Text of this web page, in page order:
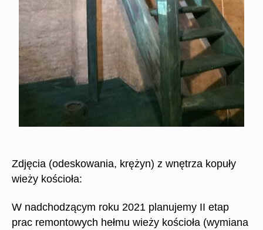
Zdjęcia (odeskowania, krężyn) z wnętrza kopuły
wieży kościoła:
W nadchodzącym roku 2021 planujemy II etap
prac remontowych hełmu wieży kościoła (wymiana